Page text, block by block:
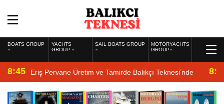
BOATS GROUP
YACHTS
GROUP
SAIL BOATS GROUP
MOTORYACHTS
GROUP
8:45 Eriş Pervane Üretim ve Tamirde Balıkçı Teknesi’nde